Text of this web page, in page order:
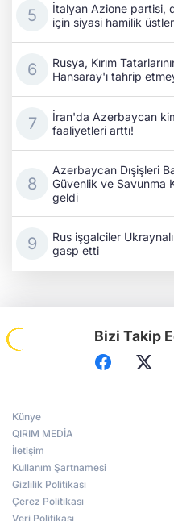
İtalyan Azione partisi,
için siyasi hamilik
Rusya, Kırım
Hansaray'ı tahrip
İran'da Azerbaycan
faaliyetleri arttı!
Azerbaycan Dışişleri
Güvenlik ve Savunma
geldi
Rus işgalciler
gasp etti
Bizi Takip
Künye
QIRIM MEDİA
İletişim
Kullanım Şartnamesi
Gizlilik Politikası
Çerez Politikası
Veri Politikası